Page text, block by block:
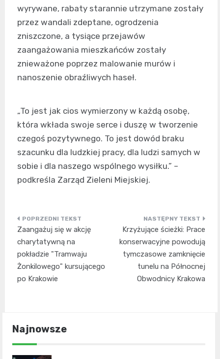
wyrywane, rabaty starannie utrzymane zostały
przez wandali zdeptane, ogrodzenia
zniszczone, a tysiące przejawów
zaangażowania mieszkańców zostały
znieważone poprzez malowanie murów i
nanoszenie obraźliwych haseł.
„To jest jak cios wymierzony w każdą osobę,
która wkłada swoje serce i duszę w tworzenie
czegoś pozytywnego. To jest dowód braku
szacunku dla ludzkiej pracy, dla ludzi samych w
sobie i dla naszego wspólnego wysiłku.” –
podkreśla Zarząd Zieleni Miejskiej.
Nawigacja
wpisu
Zaangażuj się w akcję
charytatywną na
pokładzie "Tramwaju
Żonkilowego" kursującego
po Krakowie
Krzyżujące ścieżki: Prace
konserwacyjne powodują
tymczasowe zamknięcie
tunelu na Północnej
Obwodnicy Krakowa
Najnowsze